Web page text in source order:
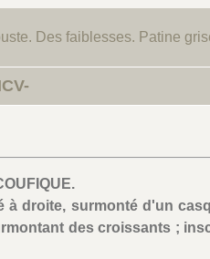
Des faiblesses. Patine
à droite, surmonté d'un
des croissants ;